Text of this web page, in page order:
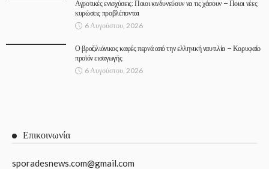
Αγροτικές ενισχύσεις: Ποιοι κινδυνεύουν να τις χάσουν – Ποιοι νέες
κυρώσεις προβλέπονται
6 Αυγούστου, 2026
Ο βραζιλιάνικος καφές περνά από την ελληνική ναυτιλία – Κορυφαίο
προϊόν εισαγωγής
6 Αυγούστου, 2026
Επικοινωνία
sporadesnews.com@gmail.com